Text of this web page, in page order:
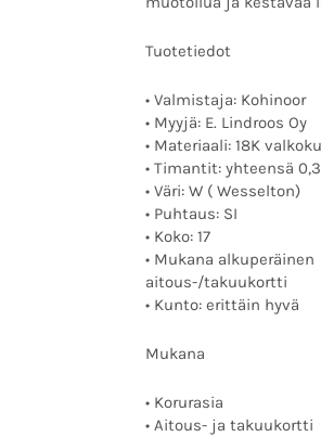
Tuotetiedot
• Valmistaja: Kohinoor
• Myyjä: E. Lindroos Oy
• Materiaali: 18K
• Timantit: yhteensä
• Väri: W ( Wesselton)
• Puhtaus: SI
• Koko: 17
• Mukana alkuperäinen
aitous-/takuukortti
• Kunto: erittäin hyvä
Mukana
• Korurasia
• Aitous- ja takuukortti